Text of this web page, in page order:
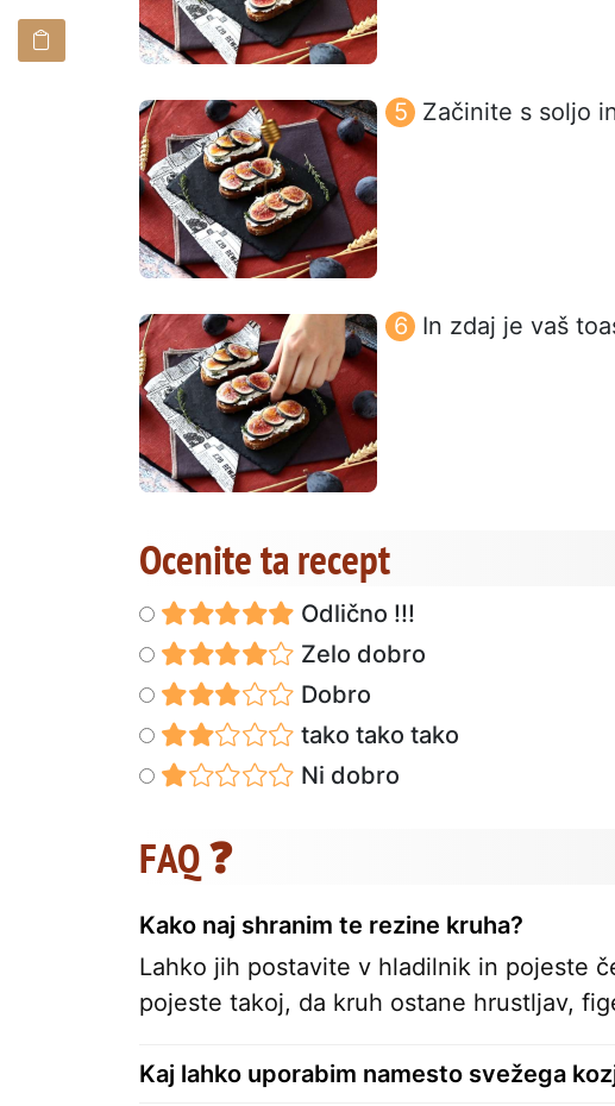
Začinite s soljo
In zdaj je vaš
Ocenite ta recept
Odlično !!!
Zelo dobro
Dobro
tako tako tako
Ni dobro
FAQ ❓
Kako naj shranim te rezine kruha?
Lahko jih postavite v hladilnik in pojeste
pojeste takoj, da kruh ostane hrustljav,
Kaj lahko uporabim namesto svežega